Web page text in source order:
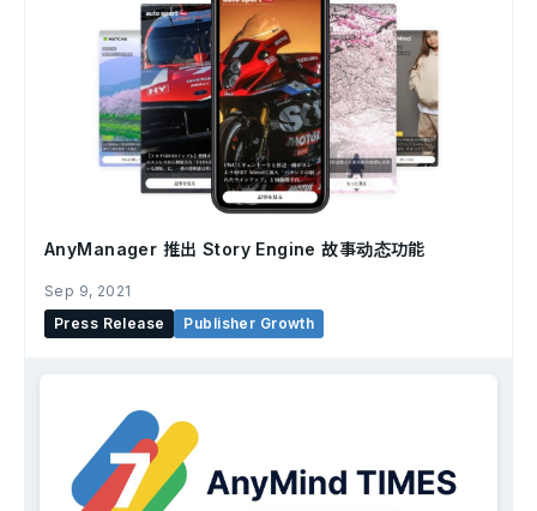
AnyManager 推出 Story Engine 故事动态功能
Sep 9, 2021
Press Release
Publisher Growth